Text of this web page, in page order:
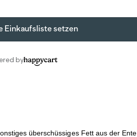
überschüssiges Fett aus der Ente